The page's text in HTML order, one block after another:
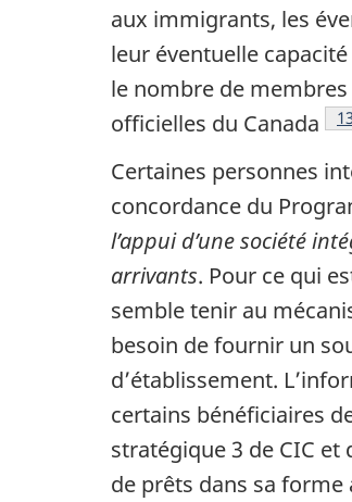
aux immigrants, les
leur éventuelle
le nombre de membres
officielles du Canada
Certaines personnes
concordance du
l’appui d’une société
arrivants. Pour ce qui
semble tenir au
besoin de fournir un
d’établissement.
certains bénéficiaires
stratégique 3 de CIC
de prêts dans sa